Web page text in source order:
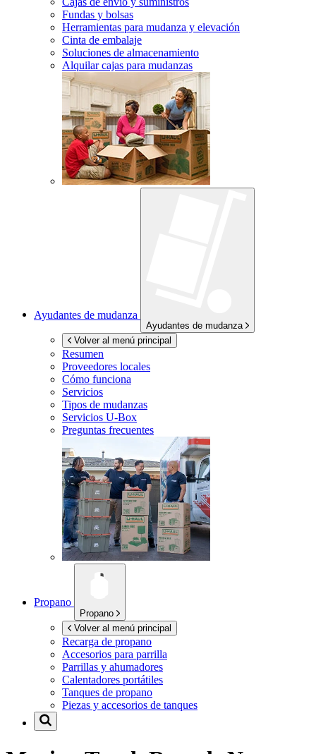
Fundas y bolsas
Herramientas para mudanza y elevación
Cinta de embalaje
Soluciones de almacenamiento
Alquilar cajas para mudanzas
Ayudantes de mudanza
Ayudantes de mudanza
Volver al menú principal
Resumen
Proveedores locales
Cómo funciona
Servicios
Tipos de mudanzas
Servicios U-Box
Preguntas frecuentes
Propano
Propano
Volver al menú principal
Recarga de propano
Accesorios para parrilla
Parrillas y ahumadores
Calentadores portátiles
Tanques de propano
Piezas y accesorios de tanques